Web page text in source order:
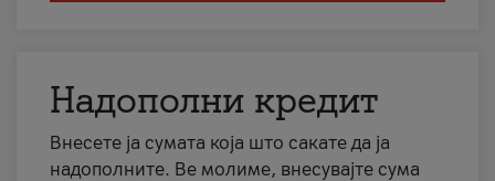
Надополни кредит
Внесете ја сумата која што сакате да ја
надополните. Ве молиме, внесувајте сума